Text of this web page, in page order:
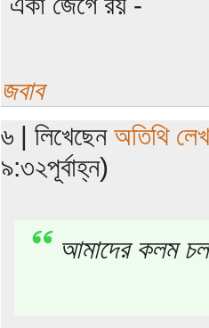
জবাব
৬ | লিখেছেন অতিথি
৯:৩২পূর্বাহ্ন)
আমাদের কলম